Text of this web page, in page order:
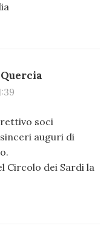
soci
auguri di
Circolo dei Sardi la